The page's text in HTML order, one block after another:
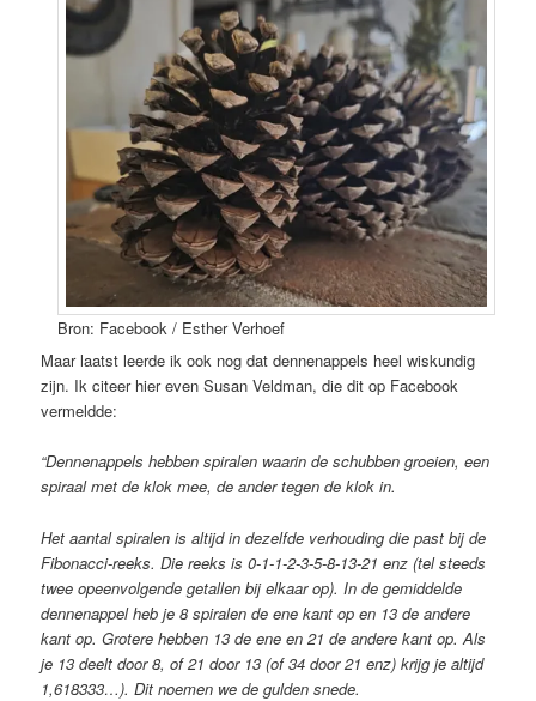
Bron: Facebook / Esther Verhoef
Maar laatst leerde ik ook nog dat dennenappels heel wiskundig
zijn. Ik citeer hier even Susan Veldman, die dit op Facebook
vermeldde:
“Dennenappels hebben spiralen waarin de schubben groeien, een
spiraal met de klok mee, de ander tegen de klok in.
Het aantal spiralen is altijd in dezelfde verhouding die past bij de
Fibonacci-reeks. Die reeks is 0-1-1-2-3-5-8-13-21 enz (tel steeds
twee opeenvolgende getallen bij elkaar op). In de gemiddelde
dennenappel heb je 8 spiralen de ene kant op en 13 de andere
kant op. Grotere hebben 13 de ene en 21 de andere kant op. Als
je 13 deelt door 8, of 21 door 13 (of 34 door 21 enz) krijg je altijd
1,618333…). Dit noemen we de gulden snede.